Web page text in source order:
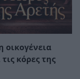
οικογένεια
κόρες της